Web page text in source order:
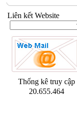
Liên kết Website
Thống kê truy cập
20.655.464